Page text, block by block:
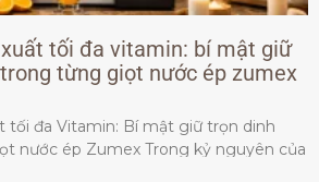
tối đa vitamin: bí mật giữ
từng giọt nước ép zumex
tối đa Vitamin: Bí mật giữ trọn dinh
nước ép Zumex Trong kỷ nguyên của